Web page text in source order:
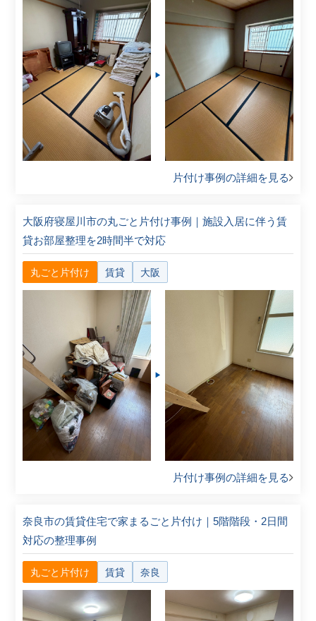
片付け事例の詳細を見る
大阪府寝屋川市の丸ごと片付け事例｜施設入居に伴う賃
貸お部屋整理を2時間半で対応
丸ごと片付け 賃貸 大阪
片付け事例の詳細を見る
奈良市の賃貸住宅で家まるごと片付け｜5階階段・2日間
対応の整理事例
丸ごと片付け 賃貸 奈良